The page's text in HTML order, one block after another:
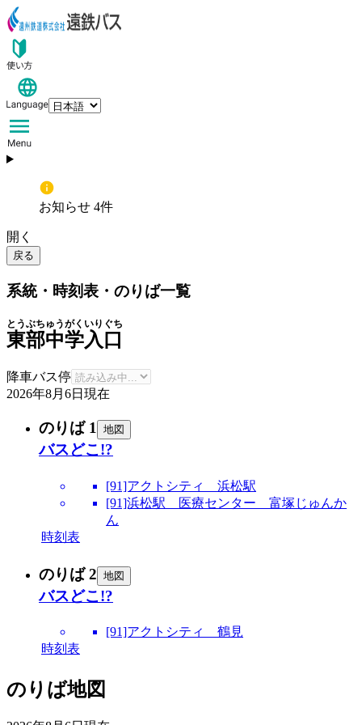
お知らせ 4件
開く
戻る
系統・時刻表・のりば一覧
東部中学入口
とうぶちゅうがくいりぐち
降車バス停
2026年8月6日 現在
のりば 1 地図
バスどこ!?
[91]アクトシティ 浜松駅
[91]浜松駅 医療センター 富塚じゅんか
ん
時刻表
のりば 2 地図
バスどこ!?
[91]アクトシティ 鶴見
時刻表
のりば地図